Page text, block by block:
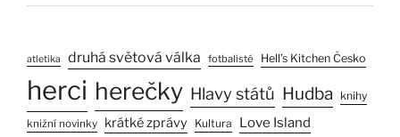
atletika druhá světová válka fotbalisté Hell’s Kitchen Česko
herci herečky Hlavy států Hudba knihy
knižní novinky krátké zprávy Kultura Love Island